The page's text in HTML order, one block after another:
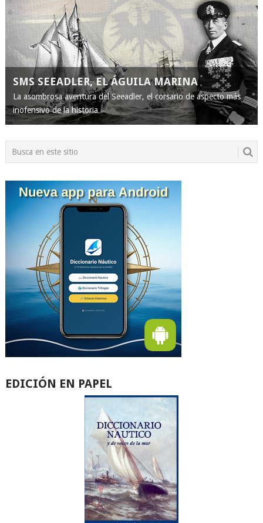
SMS SEEADLER, EL ÁGUILA MARINA
La asombrosa aventura del Seeadler, el corsario de aspecto más
inofensivo de la historia
EDICIÓN EN PAPEL